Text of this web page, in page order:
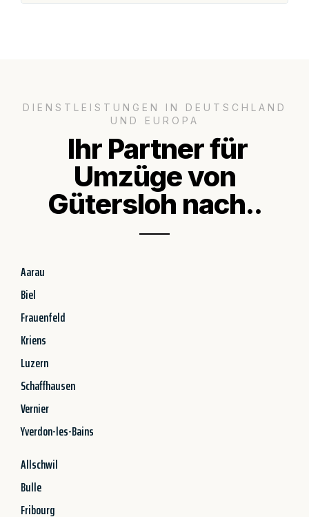
DIENSTLEISTUNGEN IN DEUTSCHLAND
UND EUROPA
Ihr Partner für
Umzüge von
Gütersloh nach..
Aarau
Biel
Frauenfeld
Kriens
Luzern
Schaffhausen
Vernier
Yverdon-les-Bains
Allschwil
Bulle
Fribourg